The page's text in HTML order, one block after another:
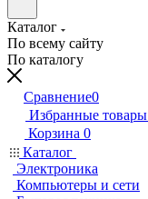
Каталог
По всему сайту
По каталогу
Сравнение0
Избранные товары
Корзина 0
Каталог
Электроника
Компьютеры и сети